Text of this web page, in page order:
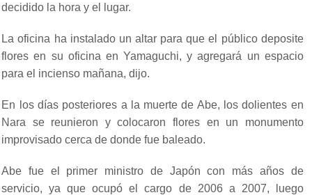
decidido la hora y el lugar.
La oficina ha instalado un altar para que el público deposite
flores en su oficina en Yamaguchi, y agregará un espacio
para el incienso mañana, dijo.
En los días posteriores a la muerte de Abe, los dolientes en
Nara se reunieron y colocaron flores en un monumento
improvisado cerca de donde fue baleado.
Abe fue el primer ministro de Japón con más años de
servicio, ya que ocupó el cargo de 2006 a 2007, luego